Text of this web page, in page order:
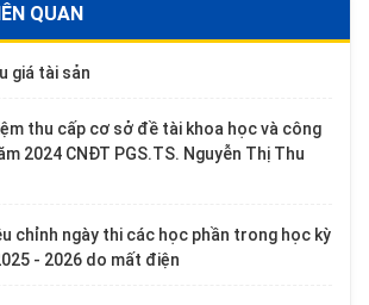
QUAN
giá tài sản
thu cấp cơ sở đề tài khoa học và công
2024 CNĐT PGS.TS. Nguyễn Thị Thu
chỉnh ngày thi các học phần trong học kỳ
- 2026 do mất điện